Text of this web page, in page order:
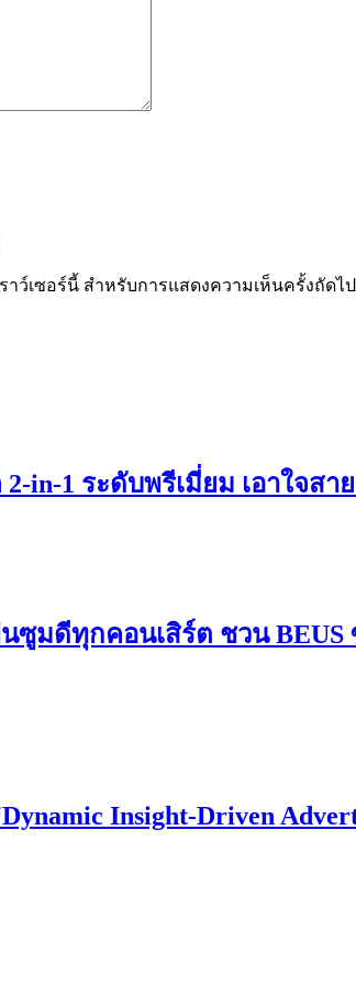
ว์เซอร์นี้ สำหรับการแสดงความเห็นครั้งถัดไป
in-1 ระดับพรีเมี่ยม เอาใจส
ซูมดีทุกคอนเสิร์ต ชวน
Insight-Driven